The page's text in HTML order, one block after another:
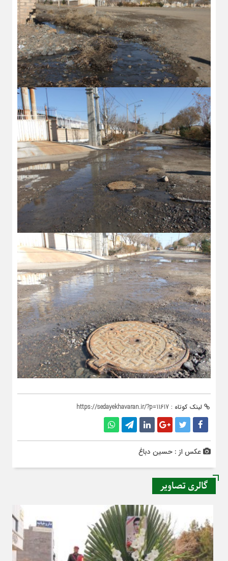
لینک کوتاه : https://sedayekhavaran.ir/?p=11617
عکس از : حسین دباغ
گالری تصاویر